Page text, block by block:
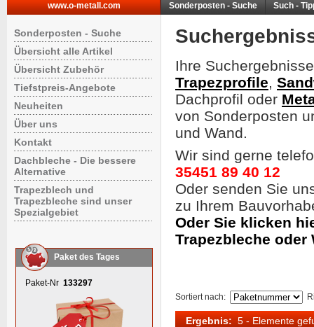
www.o-metall.com Sonderposten - Suche Such -
Sonderposten - Suche
Übersicht alle Artikel
Übersicht Zubehör
Tiefstpreis-Angebote
Neuheiten
Über uns
Kontakt
Dachbleche - Die bessere
Alternative
Trapezblech und
Trapezbleche sind unser
Spezialgebiet
Paket des Tages
Paket-Nr 133297
Ihre
Trapezprofile,
Dachprofil oder
von Sonderposten
und Wand.
Wir sind gerne
35451 89 40 12
Oder senden Sie
zu Ihrem
Oder Sie klicken
Trapezbleche oder
Sortiert nach:
Ergebnis: 5 - Elemente